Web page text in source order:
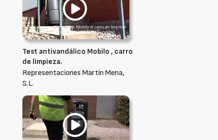
Test antivandálico Mobilo , carro
de limpieza.
Representaciones Martín Mena,
S.L.